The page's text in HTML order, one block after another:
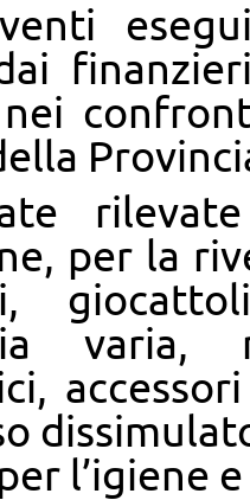
per la
varia,
l’igiene